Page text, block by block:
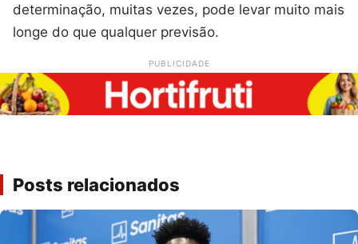
determinação, muitas vezes, pode levar muito mais
longe do que qualquer previsão.
PUBLICIDADE
Posts relacionados